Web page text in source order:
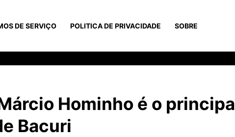
DE SERVIÇO POLITICA DE PRIVACIDADE SOBRE
Hominho é o
Bacuri